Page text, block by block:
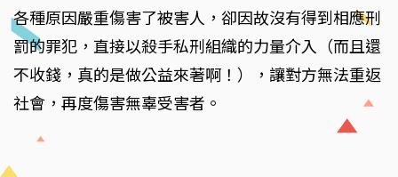
各種原因嚴重傷害了被害人，卻因故沒有得到相應刑
罰的罪犯，直接以殺手私刑組織的力量介入（而且還
不收錢，真的是做公益來著啊！），讓對方無法重返
社會，再度傷害無辜受害者。